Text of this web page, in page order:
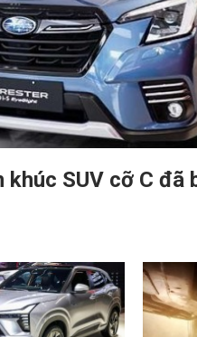
SUV cỡ C đã